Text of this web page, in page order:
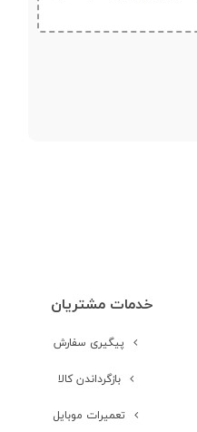
خدمات مشتریان
پیگیری سفارش
بازگرداندن کالا
تعمیرات موبایل